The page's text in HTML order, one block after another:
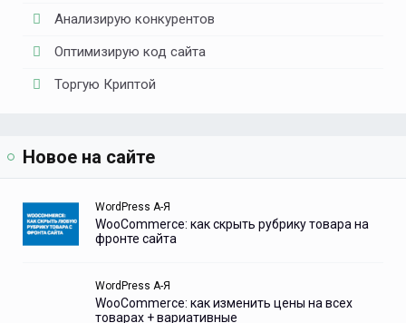
Анализирую конкурентов
Оптимизирую код сайта
Торгую Криптой
Новое на сайте
WordPress А-Я
WooCommerce: как скрыть рубрику товара на
фронте сайта
WordPress А-Я
WooCommerce: как изменить цены на всех
товарах + вариативные